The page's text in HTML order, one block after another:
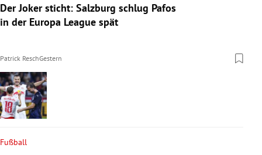
Der Joker sticht: Salzburg schlug Pafos
in der Europa League spät
Patrick ReschGestern
Fußball